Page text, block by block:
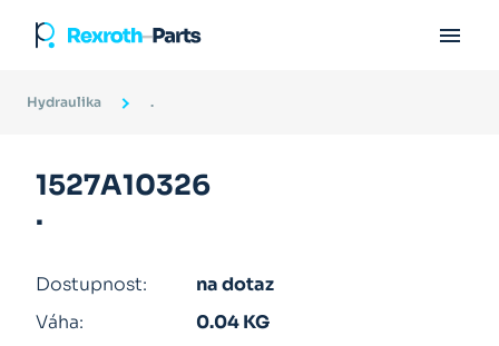

Hydraulika .
1527A10326
.
Dostupnost:
na dotaz
Váha:
0.04 KG